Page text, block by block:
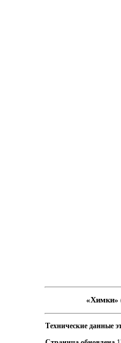
«Химки»
Технические данные